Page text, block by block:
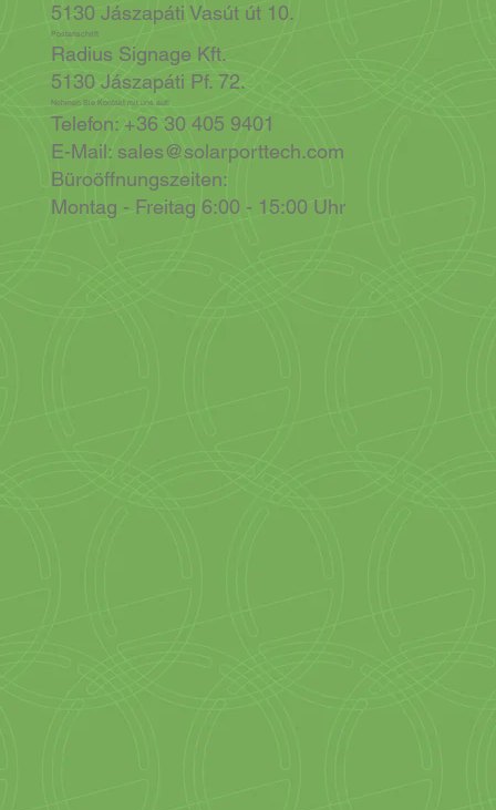
5130 Jászapáti Vasút út 10.
Postanschrift
Radius Signage Kft.
5130 Jászapáti Pf. 72.
Nehmen Sie Kontakt mit uns auf!
Telefon: +36 30 405 9401
E-Mail: sales@solarporttech.com
Büroöffnungszeiten:
Montag - Freitag 6:00 - 15:00 Uhr